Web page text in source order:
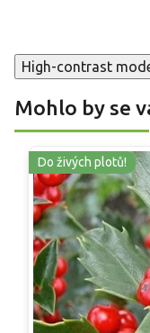
High-contrast
Mohlo by se
Do živých plotů!